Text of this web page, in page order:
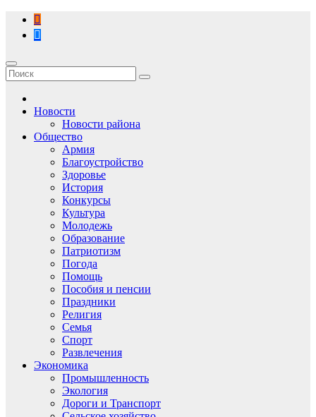
Перейти
содержимому
Новости
Новости района
Общество
Армия
Благоустройство
Здоровье
История
Конкурсы
Культура
Молодежь
Образование
Патриотизм
Погода
Помощь
Пособия и пенсии
Праздники
Религия
Семья
Спорт
Развлечения
Экономика
Промышленность
Экология
Дороги и Транспорт